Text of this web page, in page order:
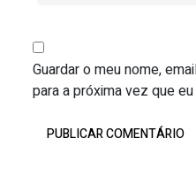
Guardar o meu nome,
para a próxima vez que